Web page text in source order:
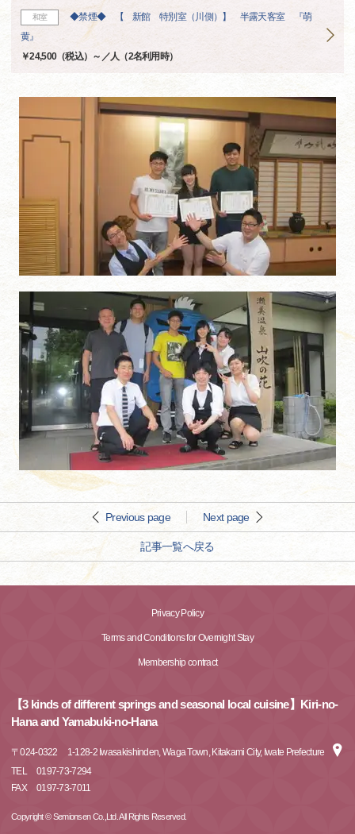
和室
◆禁煙◆ 【 新館 特別室（川側）】 半露天客室 『萌
黄』
￥24,500（税込）～／人（2名利用時）
Previous page Next page
記事一覧へ戻る
Privacy Policy
Terms and Conditions for Overnight Stay
Membership contract
【3 kinds of different springs and seasonal local cuisine】Kiri-no-
Hana and Yamabuki-no-Hana
〒024-0322
1-128-2 Iwasakishinden, Waga Town, Kitakami City, Iwate Prefecture
TEL
0197-73-7294
FAX
0197-73-7011
Copyright © Semionsen Co.,Ltd. All Rights Reserved.